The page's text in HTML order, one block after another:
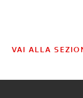
VAI ALLA